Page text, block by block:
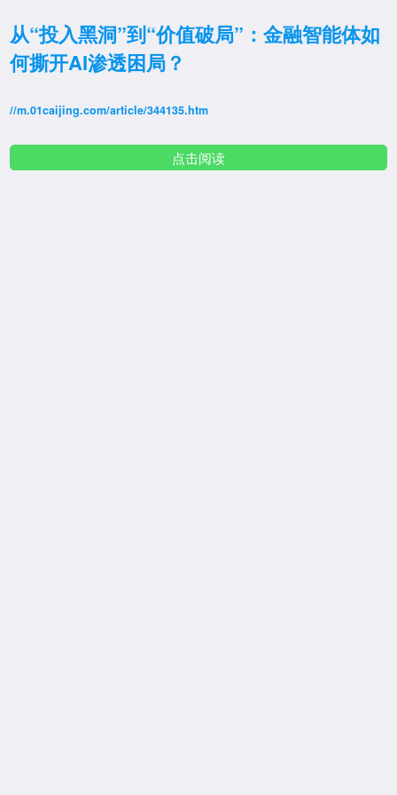
从“投入黑洞”到“价值破局”：金融智能体如
何撕开AI渗透困局？
//m.01caijing.com/article/344135.htm
点击阅读